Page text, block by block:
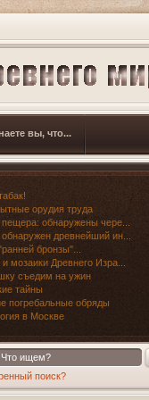
вы, что...
орудия труда
пещера: обнаружены чере...
древнейший ин...
бронзы"...
мозаики Древнего Изра...
съедим на ужин
тайны
погребальные обряды
в Москве
поиск?